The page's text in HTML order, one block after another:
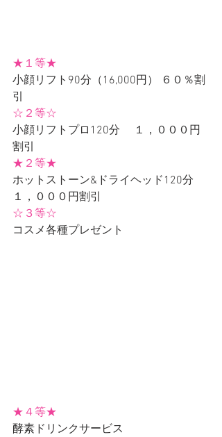
★１等★
小顔リフト90分（16,000円） ６０％割
引
☆２等☆
小顔リフトプロ120分　 １，０００円
割引
★２等★
ホットストーン&ドライヘッド120分
１，０００円割引
☆３等☆
コスメ各種プレゼント
★４等★
酵素ドリンクサービス